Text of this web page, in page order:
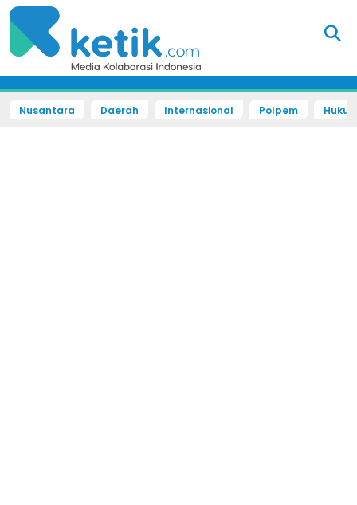
Nusantara Daerah Internasional Polpem